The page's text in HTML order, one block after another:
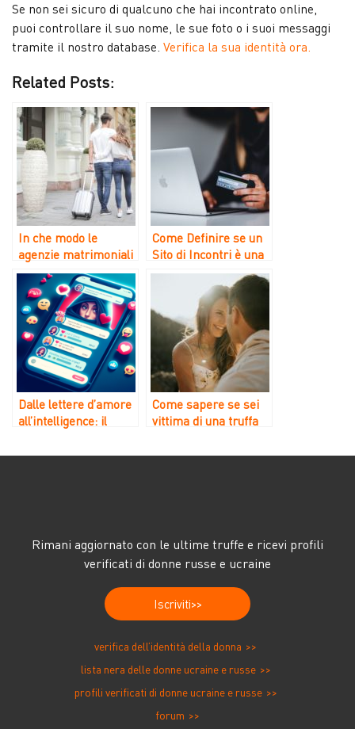
Se non sei sicuro di qualcuno che hai incontrato online,
puoi controllare il suo nome, le sue foto o i suoi messaggi
tramite il nostro database. Verifica la sua identità ora.
Related Posts:
In che modo le
agenzie matrimoniali
ucraine sfruttano gli
stranieri attraverso
incontri e truffe
romantiche?
Come Definire se un
Sito di Incontri è una
Truffa?
Dalle lettere d’amore
all’intelligence: il
romanticismo nello
Come sapere se sei
vittima di una truffa
appuntamento
Rimani aggiornato con le ultime truffe e ricevi profili
verificati di donne russe e ucraine
Iscriviti
verifica dell’identità della donna
lista nera delle donne ucraine e russe
profili verificati di donne ucraine e russe
forum